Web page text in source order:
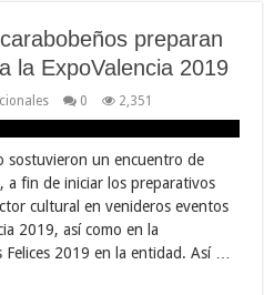
preparan
la ExpoValencia 2019
0 2,351
sostuvieron un encuentro de
a fin de iniciar los preparativos
cultural en venideros eventos
2019, así como en la
2019 en la entidad. Así …